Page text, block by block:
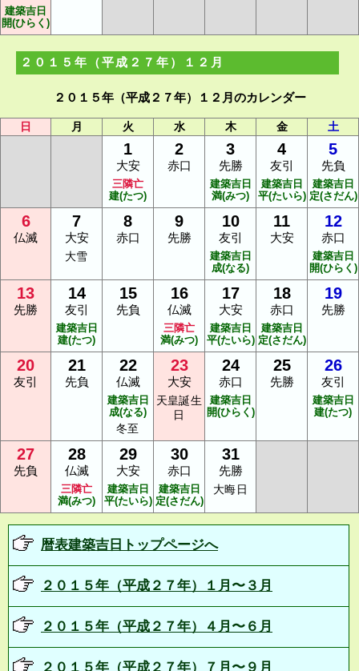
建築吉日
開(ひらく)
２０１５年（平成２７年）１２月
２０１５年（平成２７年）１２月のカレンダー
日 月 火 水 木 金 土
1
大安
三隣亡
建(たつ)
2
赤口
3
先勝
建築吉日
満(みつ)
4
友引
建築吉日
平(たいら)
5
先負
建築吉日
定(さだん)
6
仏滅
7
大安
大雪
8
赤口
9
先勝
10
友引
建築吉日
成(なる)
11
大安
12
赤口
建築吉日
開(ひらく)
13
先勝
14
友引
建築吉日
建(たつ)
15
先負
16
仏滅
三隣亡
満(みつ)
17
大安
建築吉日
平(たいら)
18
赤口
建築吉日
定(さだん)
19
先勝
20
友引
21
先負
22
仏滅
建築吉日
成(なる)
冬至
23
大安
天皇誕生
日
24
赤口
建築吉日
開(ひらく)
25
先勝
26
友引
建築吉日
建(たつ)
27
先負
28
仏滅
三隣亡
満(みつ)
29
大安
建築吉日
平(たいら)
30
赤口
建築吉日
定(さだん)
31
先勝
大晦日
暦表建築吉日トップページへ
２０１５年（平成２７年）１月〜３月
２０１５年（平成２７年）４月〜６月
２０１５年（平成２７年）７月〜９月